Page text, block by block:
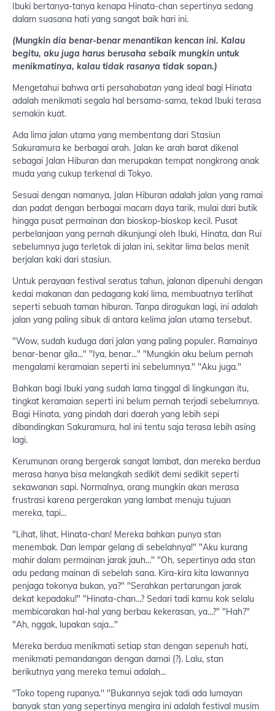
Ibuki bertanya-tanya kenapa Hinata-chan sepertinya sedang
dalam suasana hati yang sangat baik hari ini.
(Mungkin dia benar-benar menantikan kencan ini. Kalau
begitu, aku juga harus berusaha sebaik mungkin untuk
menikmatinya, kalau tidak rasanya tidak sopan.)
Mengetahui bahwa arti persahabatan yang ideal bagi Hinata
adalah menikmati segala hal bersama-sama, tekad Ibuki terasa
semakin kuat.
Ada lima jalan utama yang membentang dari Stasiun
Sakuramura ke berbagai arah. Jalan ke arah barat dikenal
sebagai Jalan Hiburan dan merupakan tempat nongkrong anak
muda yang cukup terkenal di Tokyo.
Sesuai dengan namanya, Jalan Hiburan adalah jalan yang ramai
dan padat dengan berbagai macam daya tarik, mulai dari butik
hingga pusat permainan dan bioskop-bioskop kecil. Pusat
perbelanjaan yang pernah dikunjungi oleh Ibuki, Hinata, dan Rui
sebelumnya juga terletak di jalan ini, sekitar lima belas menit
berjalan kaki dari stasiun.
Untuk perayaan festival seratus tahun, jalanan dipenuhi dengan
kedai makanan dan pedagang kaki lima, membuatnya terlihat
seperti sebuah taman hiburan. Tanpa diragukan lagi, ini adalah
jalan yang paling sibuk di antara kelima jalan utama tersebut.
"Wow, sudah kuduga dari jalan yang paling populer. Ramainya
benar-benar gila..." "Iya, benar..." "Mungkin aku belum pernah
mengalami keramaian seperti ini sebelumnya." "Aku juga."
Bahkan bagi Ibuki yang sudah lama tinggal di lingkungan itu,
tingkat keramaian seperti ini belum pernah terjadi sebelumnya.
Bagi Hinata, yang pindah dari daerah yang lebih sepi
dibandingkan Sakuramura, hal ini tentu saja terasa lebih asing
lagi.
Kerumunan orang bergerak sangat lambat, dan mereka berdua
merasa hanya bisa melangkah sedikit demi sedikit seperti
sekawanan sapi. Normalnya, orang mungkin akan merasa
frustrasi karena pergerakan yang lambat menuju tujuan
mereka, tapi...
"Lihat, lihat, Hinata-chan! Mereka bahkan punya stan
menembak. Dan lempar gelang di sebelahnya!" "Aku kurang
mahir dalam permainan jarak jauh..." "Oh, sepertinya ada stan
adu pedang mainan di sebelah sana. Kira-kira kita lawannya
penjaga tokonya bukan, ya?" "Serahkan pertarungan jarak
dekat kepadaku!" "Hinata-chan...? Sedari tadi kamu kok selalu
membicarakan hal-hal yang berbau kekerasan, ya...?" "Hah?"
"Ah, nggak, lupakan saja..."
Mereka berdua menikmati setiap stan dengan sepenuh hati,
menikmati pemandangan dengan damai (?). Lalu, stan
berikutnya yang mereka temui adalah...
"Toko topeng rupanya." "Bukannya sejak tadi ada lumayan
banyak stan yang sepertinya mengira ini adalah festival musim